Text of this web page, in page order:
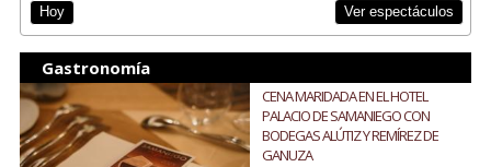
Hoy Ver espectáculos
Gastronomía
CENA MARIDADA EN EL HOTEL
PALACIO DE SAMANIEGO CON
BODEGAS ALÚTIZ Y REMÍREZ DE
GANUZA